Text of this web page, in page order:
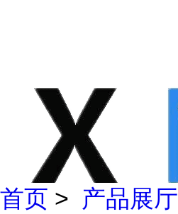
首页 > 产品展厅